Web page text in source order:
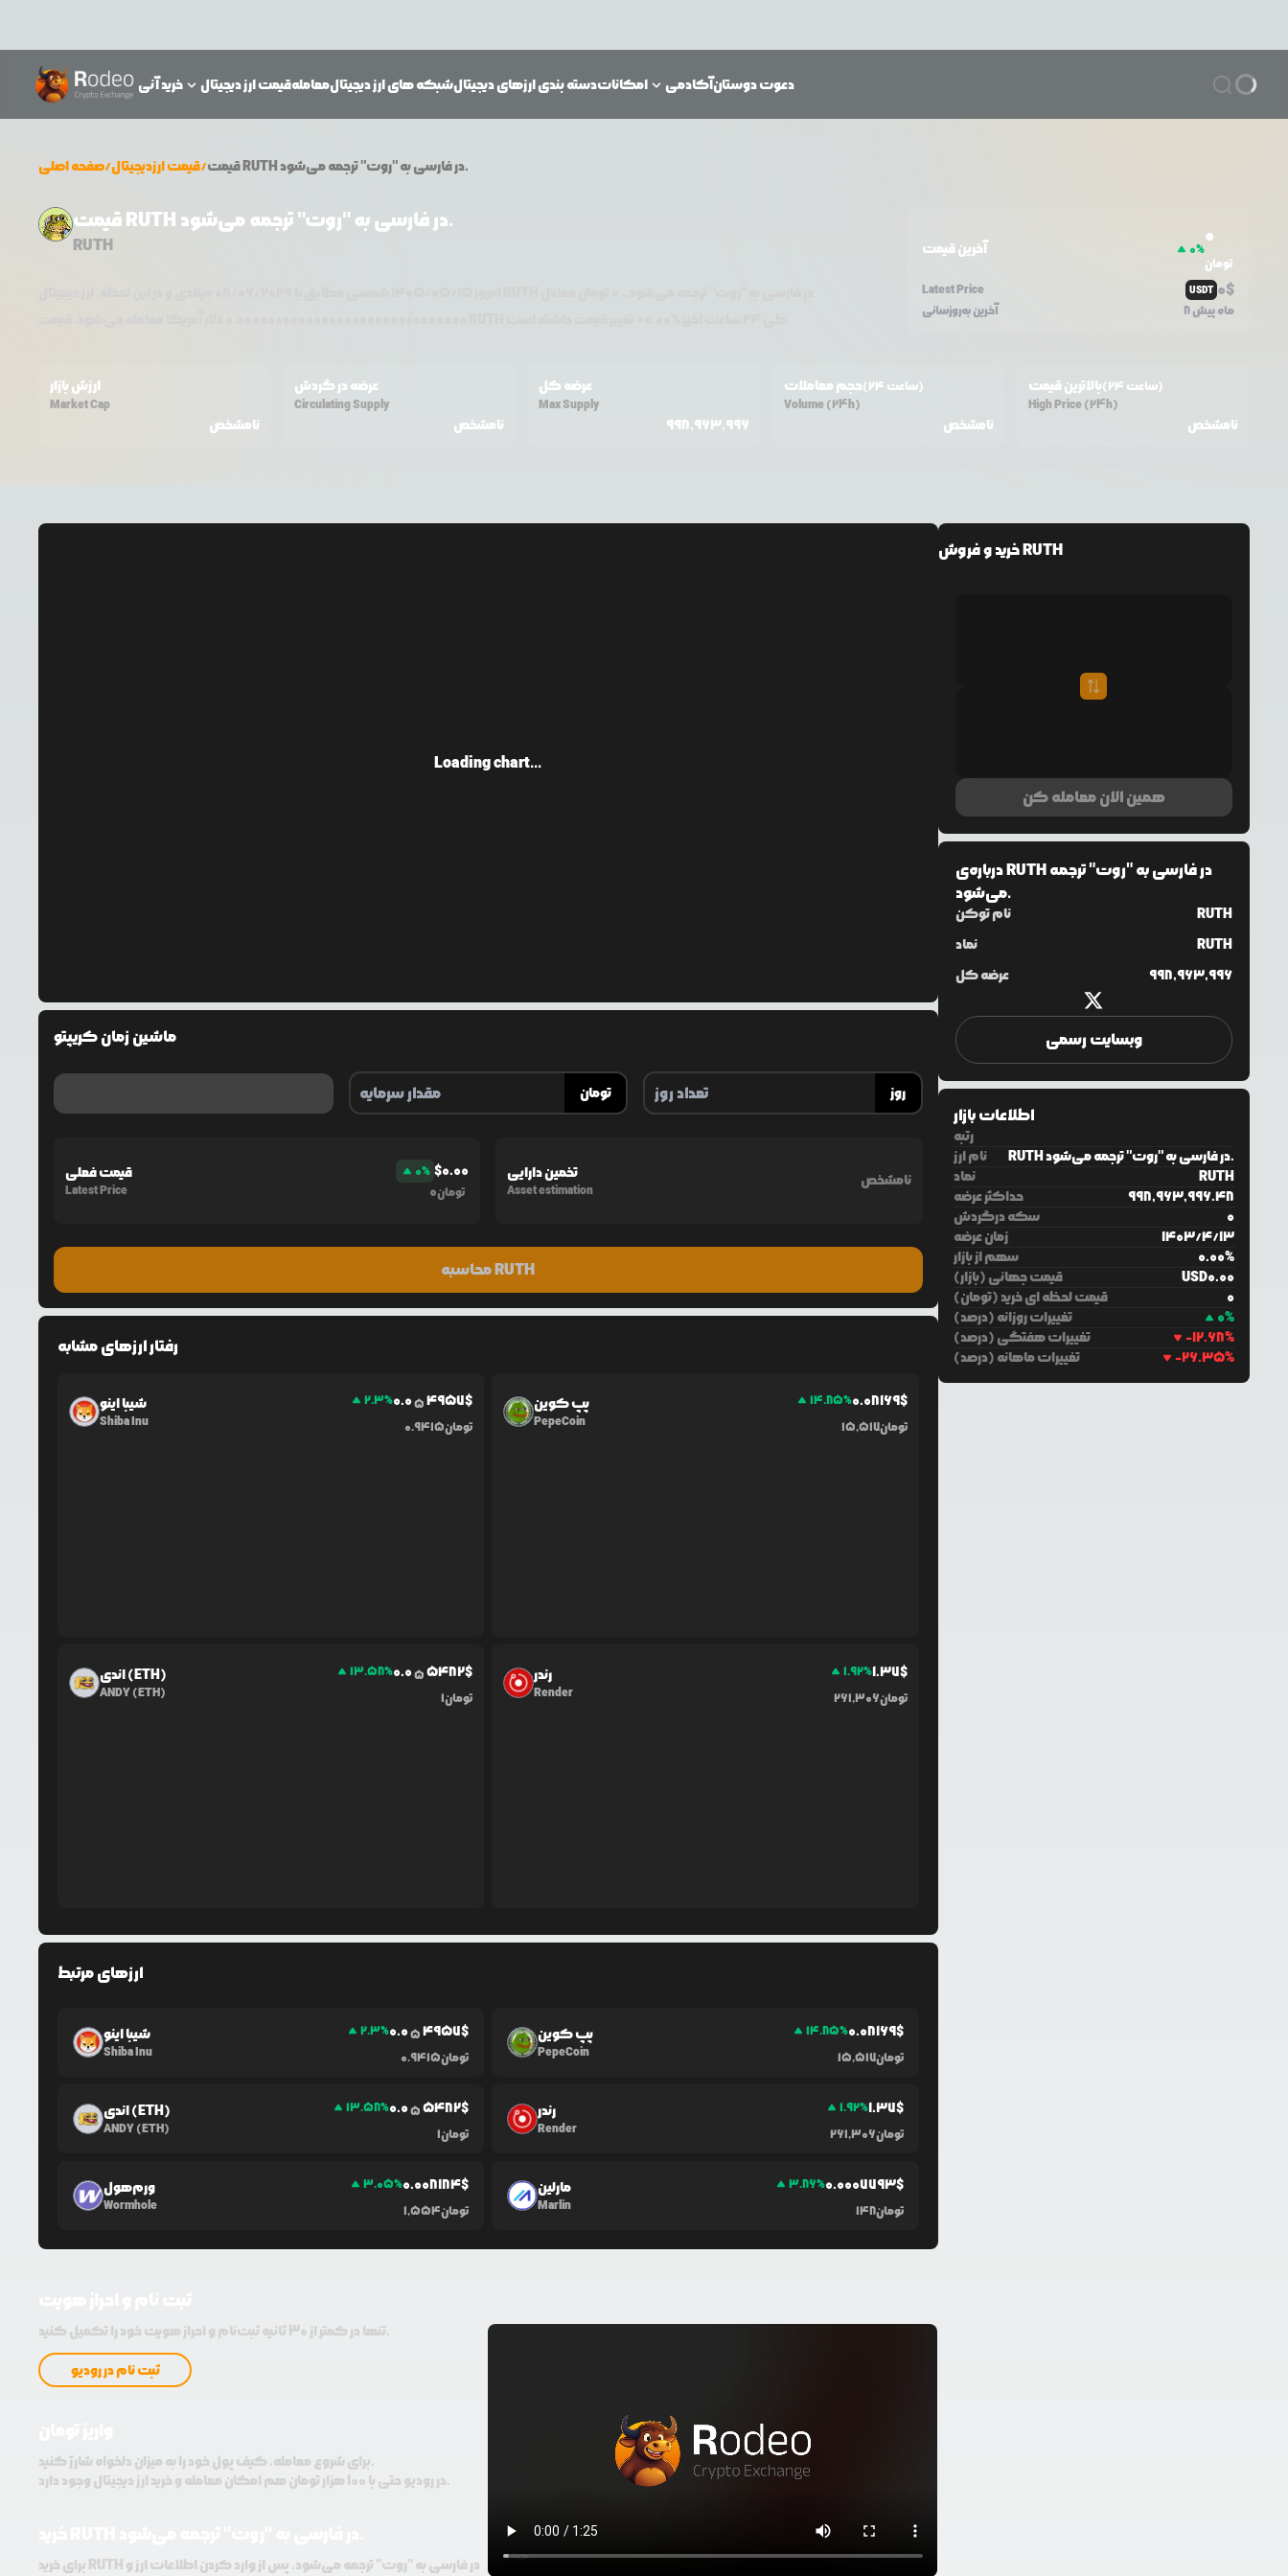
خرید آنی قیمت ارز دیجیتالمعاملهشبکه‌ های ارز دیجیتالدسته بندی ارزهای دیجیتالامکانات آکادمیدعوت دوستان
صفحه اصلی/قیمت ارزدیجیتال/ RUTH در فارسی به "روت" ترجمه می‌شود.
قیمت RUTH در فارسی به "روت" ترجمه می‌شود.
RUTH آخرین قیمت 0%
0
تومان
Latest Price
USDT 0$
آخرین به‌روزسانی 8 ماه پیش
ارزش بازار
Market Cap
نامشخص
عرضه در گردش
Circulating Supply
نامشخص
عرضه کل
Max Supply
998,963,996
حجم معاملات
(24 ساعت)
Volume (24h)
نامشخص
بالاترین قیمت
(24 ساعت)
High Price (24h)
نامشخص
Loading chart...
ماشین زمان کریپتو
تومان روز
قیمت فعلی
Latest Price
0% $0.00
0تومان
تخمین دارایی
Asset estimation
نامشخص
محاسبه RUTH
رفتار ارزهای مشابه
شیبا اینو
Shiba Inu
2.3%0.05 4957$
0.9415تومان
پپ کوین
PepeCoin
14.85%0.08169$
15,517تومان
اندی (ETH)
ANDY (ETH)
13.58%0.05 5482$
1تومان
رندر
Render
1.92%1.37$
261,306تومان
ارزهای مرتبط
شیبا اینو
Shiba Inu
2.3%0.05 4957$
0.9415تومان
پپ کوین
PepeCoin
14.85%0.08169$
15,517تومان
اندی (ETH)
ANDY (ETH)
13.58%0.05 5482$
1تومان
رندر
Render
1.92%1.37$
261,306تومان
ورم‌هول
Wormhole
3.05%0.008184$
1,554تومان
مارلین
Marlin
3.86%0.0007793$
148تومان
تنها در کمتر از 30 ثانیه ثبت‌نام و احراز هویت خود را تکمیل کنید.
ثبت نام در رودیو
برای شروع معامله، کیف پول خود را به میزان دلخواه شارژ کنید.
در رودیو حتی با 100 هزار تومان هم امکان معامله و خرید ارز دیجیتال وجود دارد.
برای خرید RUTH در فارسی به "روت" ترجمه می‌شود. پس از وارد کردن اطلاعات ارز و
خرید و فروش RUTH
همین الان معامله کن
درباره‌یRUTH در فارسی به "روت" ترجمه
می‌شود.
نام توکن
RUTH
نماد
RUTH
عرضه کل
998,963,996
وبسایت رسمی
اطلاعات بازار
رتبه
نام ارز
RUTH در فارسی به "روت" ترجمه می‌شود.
نماد
RUTH
حداکثر عرضه
998,963,996.48
سکه درگردش
0
زمان عرضه
1403/4/13
سهم از بازار
0.00%
قیمت جهانی (بازار)
USD0.00
قیمت لحظه ای خرید (تومان)
0
تغییرات روزانه (درصد)
0%
تغییرات هفتگی (درصد)
-12.68%
تغییرات ماهانه (درصد)
-26.35%